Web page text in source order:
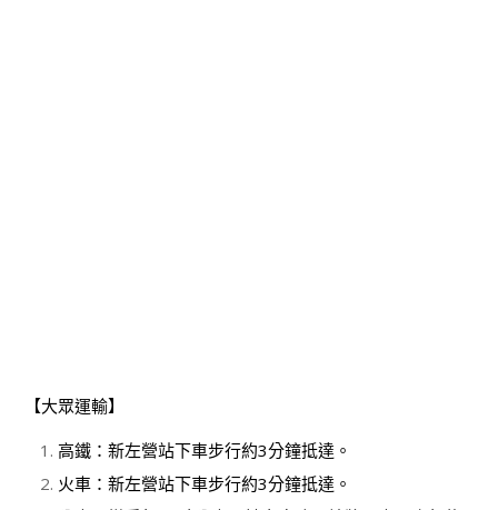
【大眾運輸】
高鐵：新左營站下車步行約3分鐘抵達。
火車：新左營站下車步行約3分鐘抵達。